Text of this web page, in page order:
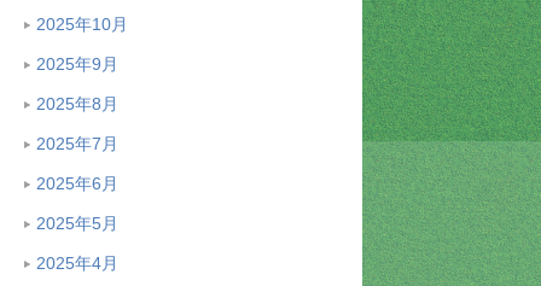
2025年10月
2025年9月
2025年8月
2025年7月
2025年6月
2025年5月
2025年4月